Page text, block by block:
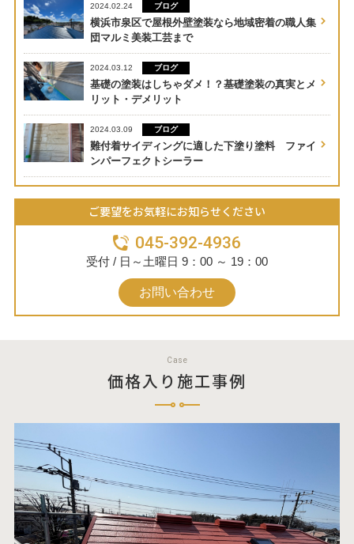
2024.02.24 ブログ
横浜市泉区で屋根外壁塗装なら地域密着の職人集
団マルミ美装工芸まで
2024.03.12 ブログ
基礎の塗装はしちゃダメ！？基礎塗装の真実とメ
リット・デメリット
2024.03.09 ブログ
難付着サイディングに適した下塗り塗料 ファイ
ンパーフェクトシーラー
ご要望をお気軽にお知らせください
045-392-4936
受付 / 日～土曜日 9：00 ～ 19：00
お問い合わせ
Case
価格入り施工事例